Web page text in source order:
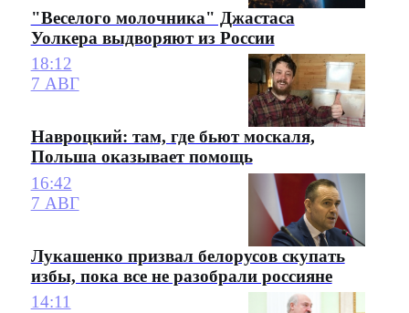
"Веселого молочника" Джастаса
Уолкера выдворяют из России
18:12
7 АВГ
Навроцкий: там, где бьют москаля,
Польша оказывает помощь
16:42
7 АВГ
Лукашенко призвал белорусов скупать
избы, пока все не разобрали россияне
14:11